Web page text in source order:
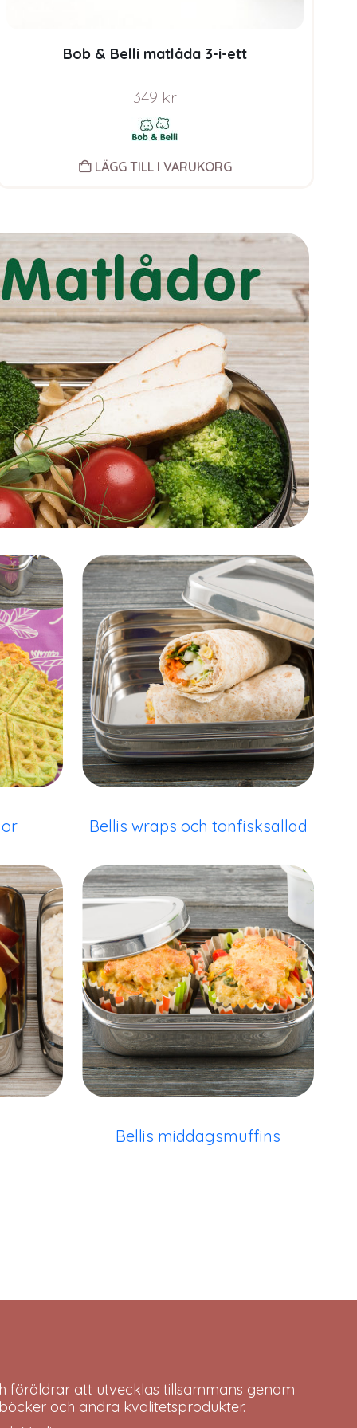
Bob & Belli matlåda 3-i-ett
349 kr
LÄGG TILL I VARUKORG
Bellis wraps och tonfisksallad
Bellis middagsmuffins
föräldrar att utvecklas tillsammans genom
och andra kvalitetsprodukter.